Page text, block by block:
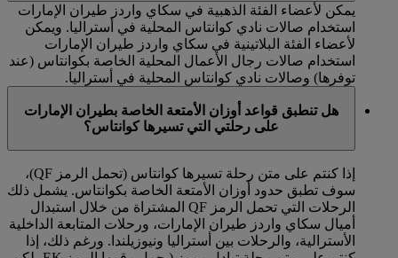
يمكن لأعضاء الفئة الذهبية في سكاي واردز طيران الإمارات
استخدام صالات نادي كوانتاس المحلية في أستراليا. ويمكن
لأعضاء الفئة البلاتينية في سكاي واردز طيران الإمارات
استخدام صالات رجال الأعمال المحلية الخاصة بكوانتاس (عند
توفرها) وصالات نادي كوانتاس المحلية في أستراليا.
هل تنطبق قواعد أوزان الأمتعة الخاصة بطيران الإمارات
على رحلتي التي تسيرها كوانتاس؟
إذا كنتم على متن رحلة تسيرها كوانتاس (تحمل الرمز QF)،
سوف تطبق حدود أوزان الأمتعة الخاصة بكوانتاس. يشمل ذلك
الرحلات التي تحمل الرمز QF المشتراة من خلال استبدال
أميال سكاي واردز طيران الإمارات، ورحلات المتابعة الداخلية
الأسترالية، والرحلات بين أستراليا ونيوزيلندا. ورغم ذلك، إذا